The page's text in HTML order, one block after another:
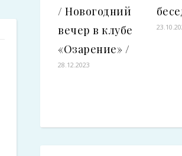
/ Новогодний
вечер в клубе
«Озарение» /
28.12.2023